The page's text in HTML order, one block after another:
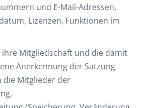
und E-Mail-Adressen,
Lizenzen, Funktionen im
ihre Mitgliedschaft und die damit
Anerkennung der Satzung
die Mitglieder der